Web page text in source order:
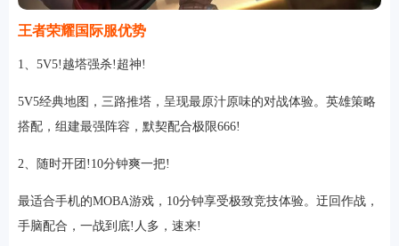
王者荣耀国际服优势
1、5V5!越塔强杀!超神!
5V5经典地图，三路推塔，呈现最原汁原味的对战体验。英雄策略
搭配，组建最强阵容，默契配合极限666!
2、随时开团!10分钟爽一把!
最适合手机的MOBA游戏，10分钟享受极致竞技体验。迂回作战，
手脑配合，一战到底!人多，速来!